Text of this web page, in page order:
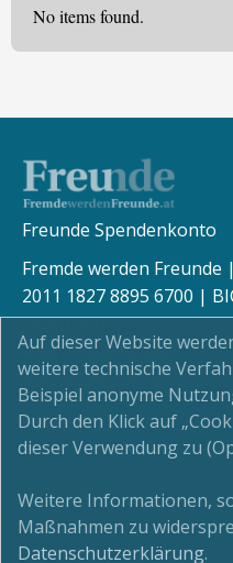
No items found.
Freunde Spendenkonto
Fremde werden
2011 1827 8895 6700 |
8895 6700
Kinderschutz
Impressum
Auf dieser Website
weitere technische
Beispiel anonyme
Durch den Klick auf
dieser Verwendung zu
Weitere Informationen,
Maßnahmen zu
Datenschutzerklärung.